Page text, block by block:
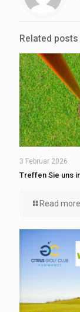
Related posts
3 Februar 2026
Treffen Sie uns
Read more